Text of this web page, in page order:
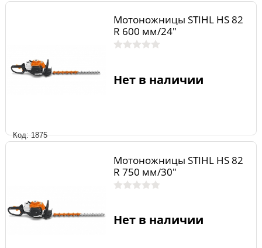
Код: 1875
Мотоножницы STIHL HS 82
R 600 мм/24"
Нет в наличии
Мотоножницы STIHL HS 82
R 750 мм/30"
Нет в наличии